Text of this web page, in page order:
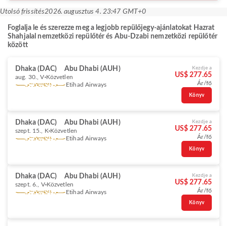
Utolsó frissítés2026. augusztus 4. 23:47 GMT+0
Foglalja le és szerezze meg a legjobb repülőjegy-ajánlatokat Hazrat
Shahjalal nemzetközi repülőtér és Abu-Dzabi nemzetközi repülőtér
között
Dhaka (DAC) Abu Dhabi (AUH)
aug. 30., V Közvetlen
Etihad Airways
Kezdje a
US$ 277.65
Ár/fő
Könyv
Dhaka (DAC) Abu Dhabi (AUH)
szept. 15., K Közvetlen
Etihad Airways
Kezdje a
US$ 277.65
Ár/fő
Könyv
Dhaka (DAC) Abu Dhabi (AUH)
szept. 6., V Közvetlen
Etihad Airways
Kezdje a
US$ 277.65
Ár/fő
Könyv